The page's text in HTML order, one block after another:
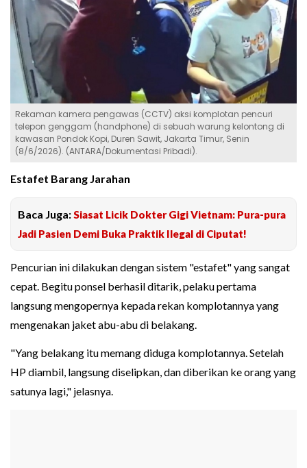
Rekaman kamera pengawas (CCTV) aksi komplotan pencuri
telepon genggam (handphone) di sebuah warung kelontong di
kawasan Pondok Kopi, Duren Sawit, Jakarta Timur, Senin
(8/6/2026). (ANTARA/Dokumentasi Pribadi).
Estafet Barang Jarahan
Baca Juga: Siasat Licik Dokter Gigi Vietnam: Pura-pura
Jadi Pasien Demi Buka Praktik Ilegal di Ciputat!
Pencurian ini dilakukan dengan sistem "estafet" yang sangat
cepat. Begitu ponsel berhasil ditarik, pelaku pertama
langsung mengopernya kepada rekan komplotannya yang
mengenakan jaket abu-abu di belakang.
"Yang belakang itu memang diduga komplotannya. Setelah
HP diambil, langsung diselipkan, dan diberikan ke orang yang
satunya lagi," jelasnya.